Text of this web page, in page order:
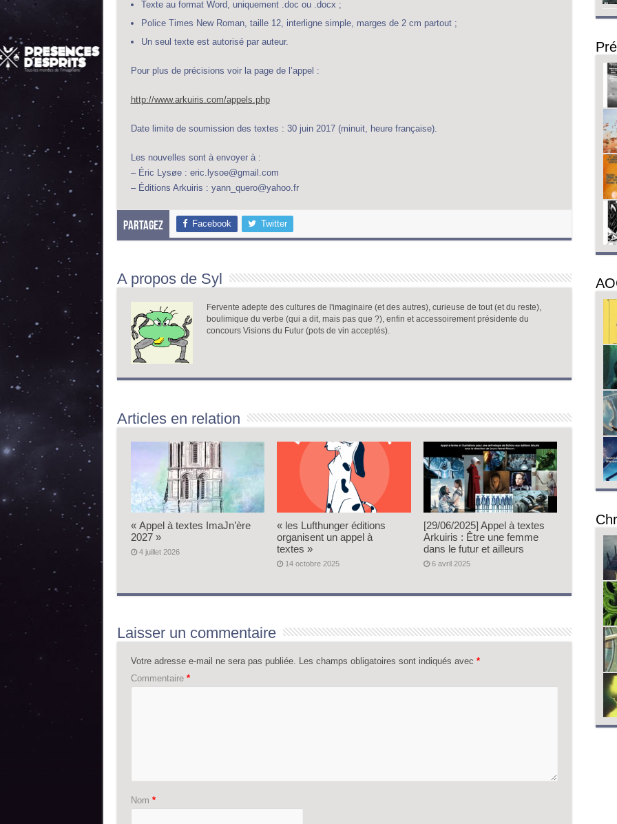
Texte au format Word, uniquement .doc ou .docx ;
Police Times New Roman, taille 12, interligne simple, marges de 2 cm partout ;
Un seul texte est autorisé par auteur.
Pour plus de précisions voir la page de l’appel :
http://www.arkuiris.com/appels.php
Date limite de soumission des textes : 30 juin 2017 (minuit, heure française).
Les nouvelles sont à envoyer à :
– Éric Lysøe : eric.lysoe@gmail.com
– Éditions Arkuiris : yann_quero@yahoo.fr
Partagez Facebook Twitter
A propos de Syl
Fervente adepte des cultures de l'imaginaire (et des autres), curieuse de tout (et du reste),
boulimique du verbe (qui a dit, mais pas que ?), enfin et accessoirement présidente du
concours Visions du Futur (pots de vin acceptés).
Articles en relation
« Appel à textes ImaJn’ère
2027 »
4 juillet 2026
« les Lufthunger éditions
organisent un appel à
textes »
14 octobre 2025
[29/06/2025] Appel à textes
Arkuiris : Être une femme
dans le futur et ailleurs
6 avril 2025
Laisser un commentaire
Votre adresse e-mail ne sera pas publiée. Les champs obligatoires sont indiqués avec *
Commentaire *
Nom *